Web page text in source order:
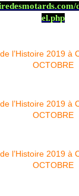
el.php